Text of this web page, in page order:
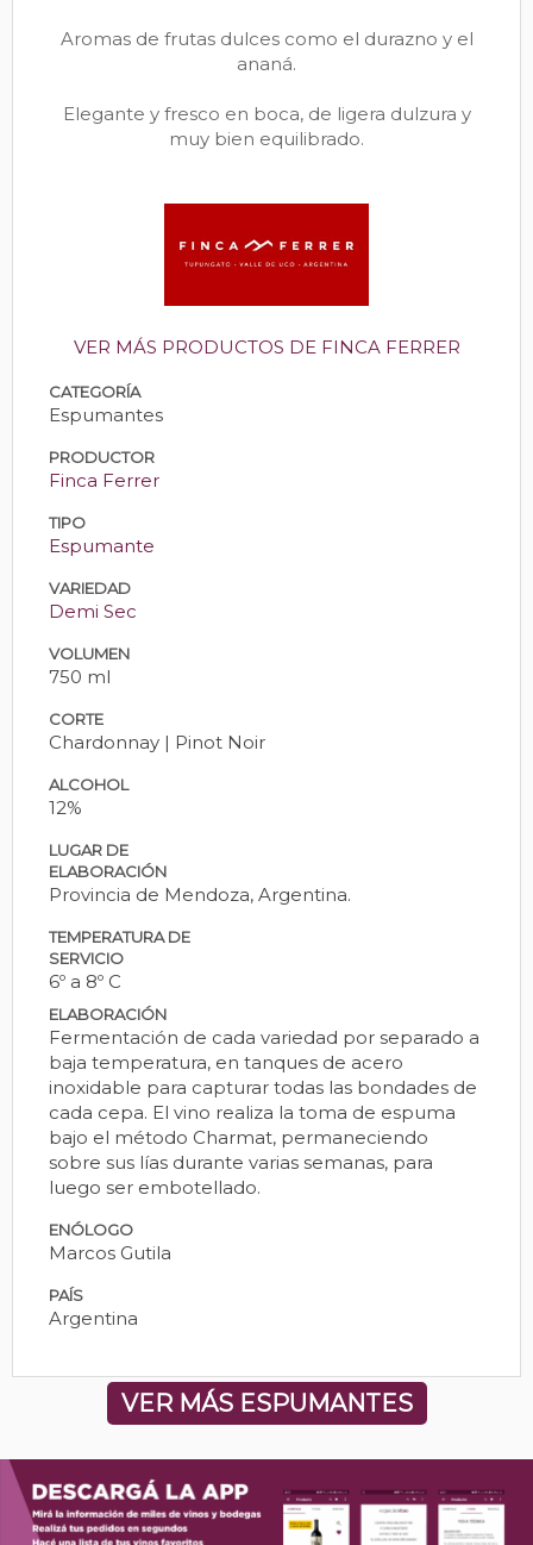
Aromas de frutas dulces como el durazno y el
ananá.
Elegante y fresco en boca, de ligera dulzura y
muy bien equilibrado.
VER MÁS PRODUCTOS DE FINCA FERRER
CATEGORÍA
Espumantes
PRODUCTOR
Finca Ferrer
TIPO
Espumante
VARIEDAD
Demi Sec
VOLUMEN
750 ml
CORTE
Chardonnay | Pinot Noir
ALCOHOL
12%
LUGAR DE
ELABORACIÓN
Provincia de Mendoza, Argentina.
TEMPERATURA DE
SERVICIO
6º a 8º C
ELABORACIÓN
Fermentación de cada variedad por separado a
baja temperatura, en tanques de acero
inoxidable para capturar todas las bondades de
cada cepa. El vino realiza la toma de espuma
bajo el método Charmat, permaneciendo
sobre sus lías durante varias semanas, para
luego ser embotellado.
ENÓLOGO
Marcos Gutila
PAÍS
Argentina
VER MÁS ESPUMANTES